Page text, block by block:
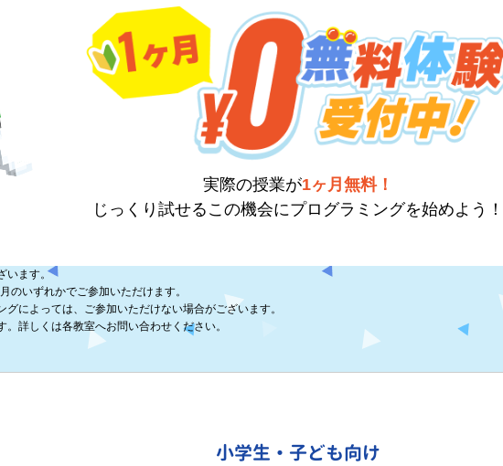
実際の授業が1ヶ月無料！
じっくり試せるこの機会にプログラミングを始めよう！
います。
のいずれかでご参加いただけます。
によっては、ご参加いただけない場合がございます。
詳しくは各教室へお問い合わせください。
小学生・子ども向け